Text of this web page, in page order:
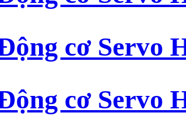
cơ Servo
cơ Servo